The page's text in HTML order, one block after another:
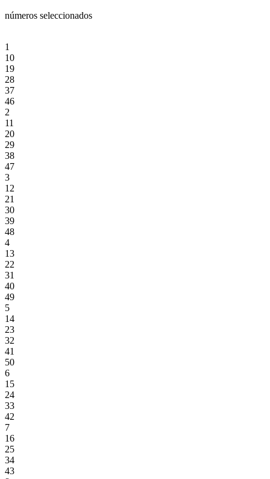
números seleccionados
1
10
19
28
37
46
2
11
20
29
38
47
3
12
21
30
39
48
4
13
22
31
40
49
5
14
23
32
41
50
6
15
24
33
42
7
16
25
34
43